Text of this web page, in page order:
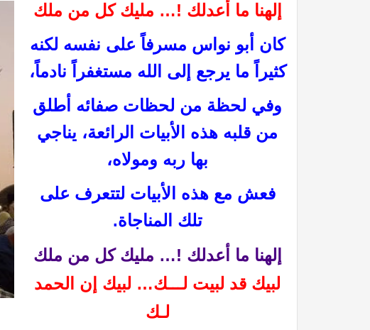
إلهنا ما أعدلك !… مليك كل من ملك
كان أبو نواس مسرفاً على نفسه لكنه
كثيراً ما يرجع إلى الله مستغفراً نادماً،
وفي لحظة من لحظات صفائه أطلق
من قلبه هذه الأبيات الرائعة، يناجي
بها ربه ومولاه،
فعش مع هذه الأبيات لتتعرف على
تلك المناجاة.
إلهنا ما أعدلك !… مليك كل من ملك
لبيك قد لبيت لـــك… لبيك إن الحمد
لـك